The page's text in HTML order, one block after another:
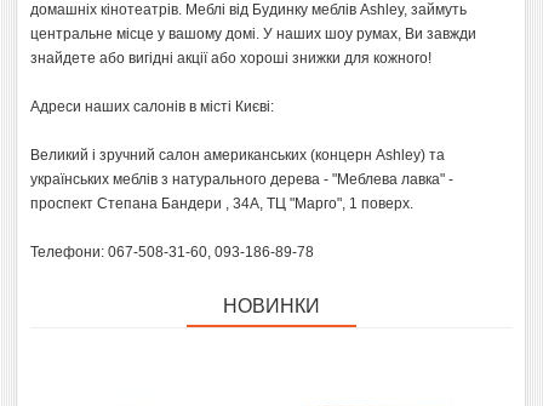
домашніх кінотеатрів. Меблі від Будинку меблів Ashley, займуть
центральне місце у вашому домі. У наших шоу румах, Ви завжди
знайдете або вигідні акції або хороші знижки для кожного!
Адреси наших салонів в місті Києві:
Великий і зручний салон американських (концерн Ashley) та
українських меблів з натурального дерева - "Меблева лавка" -
проспект Степана Бандери , 34А, ТЦ "Марго", 1 поверх.
Телефони: 067-508-31-60, 093-186-89-78
НОВИНКИ